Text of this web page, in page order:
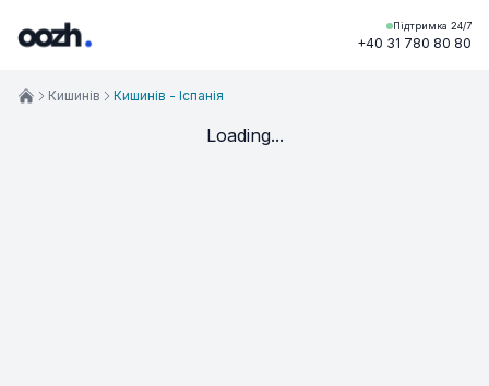
Підтримка 24/7
+40 31 780 80 80
Кишинів Кишинів - Іспанія
Loading...